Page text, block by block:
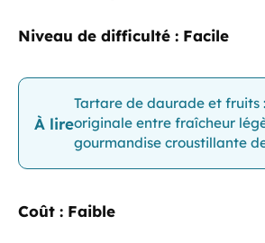
Niveau de difficulté : Facile
À lire
Tartare de daurade et fruits
originale entre fraîcheur
gourmandise croustillante
Coût : Faible